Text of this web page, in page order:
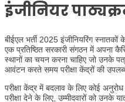
इंजीनियर
बीईएल भर्ती 2025 इंजीनियरिंग
एक प्रतिष्ठित सरकारी संगठन में अपना
स्थानों का चयन करना चाहिए जो उनके
आवंटन करते समय परीक्षा केंद्रों की
परीक्षा केंद्र में बदलाव के लिए कोई
परीक्षा देने के लिए, उम्मीदवारों को उनके